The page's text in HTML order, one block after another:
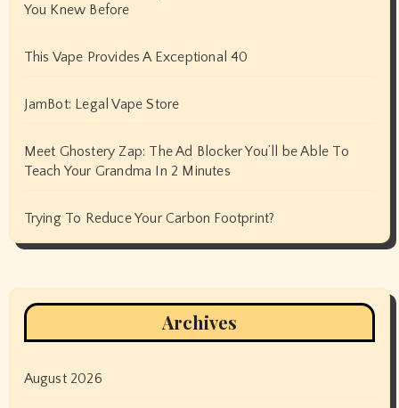
You Knew Before
This Vape Provides A Exceptional 40
JamBot: Legal Vape Store
Meet Ghostery Zap: The Ad Blocker You’ll be Able To
Teach Your Grandma In 2 Minutes
Trying To Reduce Your Carbon Footprint?
Archives
August 2026